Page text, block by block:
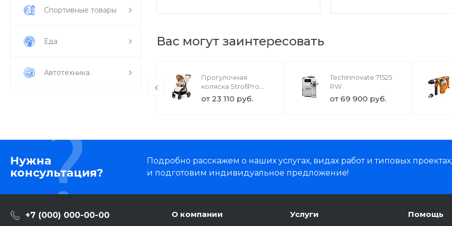
Спортивные товары
Еда
Автотехника
Вас могут заинтересовать
TechInnovate
Прогулочная
коляска StrollPro
Snap 4
от 23 110 руб.
TechInnovate 71525
RW
от 69 900 руб.
Нужна
консультация?
Подробно расскажем о наших услугах, видах работ и типовых
и подготовим индивидуальное предложение!
+7 (000) 000-00-00 О компании Услуги Помощь